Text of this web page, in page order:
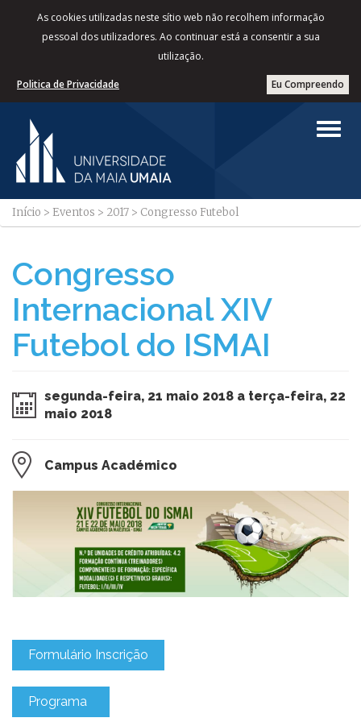
As cookies utilizadas neste sítio web não recolhem informação
pessoal dos utilizadores. Ao continuar está a consentir a sua
utilização.
Eu Compreendo
Politica de Privacidade
Início > Eventos > 2017 > Congresso Futebol
Congresso
Internacional XIV
Futebol do ISMAI
segunda-feira, 21 maio 2018 a terça-feira, 22
maio 2018
Campus Académico
Formulário Inscrição
Programa